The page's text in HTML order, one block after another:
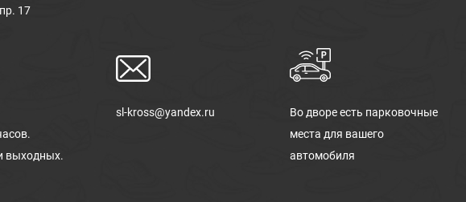
17
выходных.
sl-kross@yandex.ru
Во дворе есть парковочные
места для вашего
автомобиля